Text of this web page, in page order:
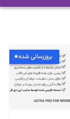
بروزرسانی شده